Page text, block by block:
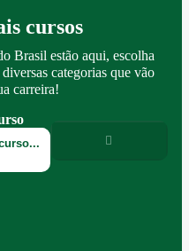
cursos
Brasil estão aqui, escolha
categorias que vão
carreira!